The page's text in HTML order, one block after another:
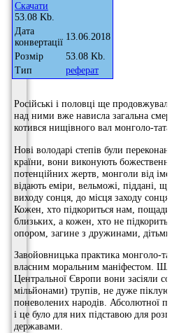
Скачати
53.08 Kb.
Дата
конвертації
13.06.2018
Розмір
53.08 Kb.
Тип
реферат
Російські і половці ще продовжували
над ними вже нависла загальна
котився нищівного вал монголо-
Нові володарі степів були
країни, вони виконують божественну
потенційних жертв, монголи від
відають еміри, вельможі, піддані, що
виходу сонця, до місця заходу сонця
Кожен, хто підкориться нам,
близьких, а кожен, хто не
опором, загине з дружинами,
Завойовницька практика монголо-
власним моральним маніфестом. Шлях
Центральної Європи вони засіяли
мільйонами) трупів, не дуже
поневолених народів. Абсолютної
і це було для них підставою для
державами.